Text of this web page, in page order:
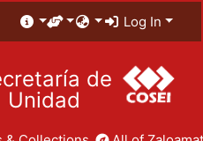
Log In
de
Unidad